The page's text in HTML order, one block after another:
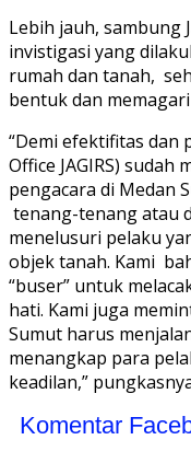
Lebih jauh, sambung
invistigasi yang
rumah dan tanah,
bentuk dan
“Demi efektifitas dan
Office JAGIRS)
pengacara di Medan
tenang-tenang atau
menelusuri pelaku
objek tanah. Kami
“buser” untuk
hati. Kami juga
Sumut harus
menangkap para
keadilan,”
Komentar